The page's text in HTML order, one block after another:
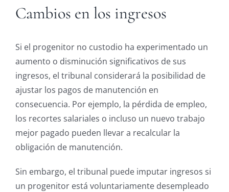
Cambios en los ingresos
Si el progenitor no custodio ha experimentado un
aumento o disminución significativos de sus
ingresos, el tribunal considerará la posibilidad de
ajustar los pagos de manutención en
consecuencia. Por ejemplo, la pérdida de empleo,
los recortes salariales o incluso un nuevo trabajo
mejor pagado pueden llevar a recalcular la
obligación de manutención.
Sin embargo, el tribunal puede imputar ingresos si
un progenitor está voluntariamente desempleado